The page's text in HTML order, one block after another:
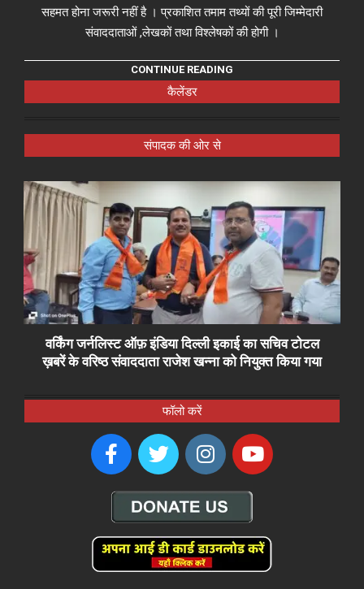
सहमत होना जरूरी नहीं है । प्रकाशित तमाम तथ्यों की पूरी जिम्मेदारी
संवाददाताओं ,लेखकों तथा विश्लेषकों की होगी ।
CONTINUE READING
कैलेंडर
संपादक की ओर से
वर्किंग जर्नलिस्ट ऑफ़ इंडिया दिल्ली इकाई का सचिव टोटल
ख़बरें के वरिष्ठ संवाददाता राजेश खन्ना को नियुक्त किया गया
फॉलो करें